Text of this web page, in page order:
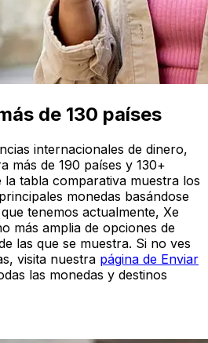
de 130 países
internacionales de dinero,
más de 190 países y 130+
la tabla comparativa muestra los
monedas basándose
tenemos actualmente, Xe
más amplia de opciones de
las que se muestra. Si no ves
visita nuestra página de Enviar
las monedas y destinos